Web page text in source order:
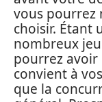
vous pourrez
choisir. Étant
nombreux
pourrez
convient à
que la